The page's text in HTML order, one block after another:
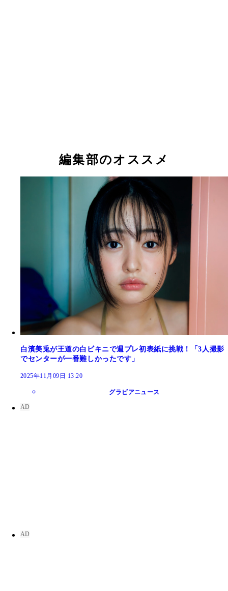
編集部のオススメ
白濱美兎が王道の白ビキニで週プレ初表紙に挑戦！「3人撮影
でセンターが一番難しかったです」
2025年11月09日 13:20
グラビアニュース